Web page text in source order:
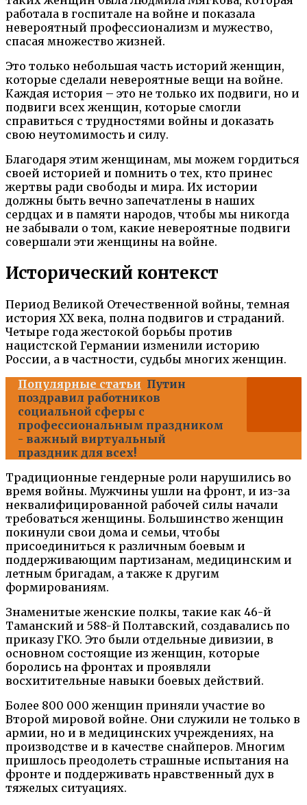
работала в госпитале на войне и показала
невероятный профессионализм и мужество,
спасая множество жизней.
Это только небольшая часть историй женщин,
которые сделали невероятные вещи на войне.
Каждая история – это не только их подвиги, но и
подвиги всех женщин, которые смогли
справиться с трудностями войны и доказать
свою неутомимость и силу.
Благодаря этим женщинам, мы можем гордиться
своей историей и помнить о тех, кто принес
жертвы ради свободы и мира. Их истории
должны быть вечно запечатлены в наших
сердцах и в памяти народов, чтобы мы никогда
не забывали о том, какие невероятные подвиги
совершали эти женщины на войне.
Исторический контекст
Период Великой Отечественной войны, темная
история XX века, полна подвигов и страданий.
Четыре года жестокой борьбы против
нацистской Германии изменили историю
России, а в частности, судьбы многих женщин.
Популярные статьи Путин
поздравил работников
социальной сферы с
профессиональным праздником
- важный виртуальный
праздник для всех!
Традиционные гендерные роли нарушились во
время войны. Мужчины ушли на фронт, и из-за
неквалифицированной рабочей силы начали
требоваться женщины. Большинство женщин
покинули свои дома и семьи, чтобы
присоединиться к различным боевым и
поддерживающим партизанам, медицинским и
летным бригадам, а также к другим
формированиям.
Знаменитые женские полкы, такие как 46-й
Таманский и 588-й Полтавский, создавались по
приказу ГКО. Это были отдельные дивизии, в
основном состоящие из женщин, которые
боролись на фронтах и проявляли
восхитительные навыки боевых действий.
Более 800 000 женщин приняли участие во
Второй мировой войне. Они служили не только в
армии, но и в медицинских учреждениях, на
производстве и в качестве снайперов. Многим
пришлось преодолеть страшные испытания на
фронте и поддерживать нравственный дух в
тяжелых ситуациях.